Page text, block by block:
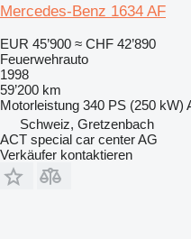
Mercedes-Benz 1634 AF
EUR 45’900 ≈ CHF 42’890
Feuerwehrauto
1998
59’200 km
Motorleistung 340 PS (250 kW)
Schweiz, Gretzenbach
ACT special car center AG
Verkäufer kontaktieren